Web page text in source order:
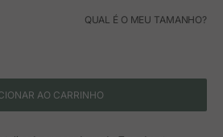
QUAL É O MEU TAMANHO?
AO CARRINHO